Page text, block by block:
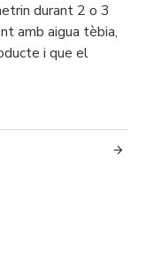
durant 2 o 3
amb aigua tèbia,
i que el